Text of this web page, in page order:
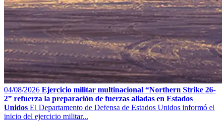
04/08/2026 Ejercicio militar multinacional “Northern Strike 26-
2” refuerza la preparación de fuerzas aliadas en Estados
Unidos El Departamento de Defensa de Estados Unidos informó el
inicio del ejercicio militar...